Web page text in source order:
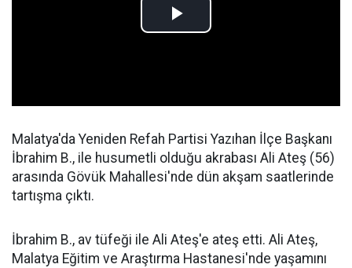
Malatya'da Yeniden Refah Partisi Yazıhan İlçe Başkanı
İbrahim B., ile husumetli olduğu akrabası Ali Ateş (56)
arasında Gövük Mahallesi'nde dün akşam saatlerinde
tartışma çıktı.
İbrahim B., av tüfeği ile Ali Ateş'e ateş etti. Ali Ateş,
Malatya Eğitim ve Araştırma Hastanesi'nde yaşamını